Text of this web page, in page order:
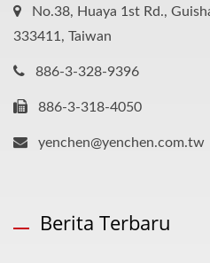
No.38, Huaya 1st Rd.,
333411, Taiwan
886-3-328-9396
886-3-318-4050
yenchen@yenchen.com.tw
Berita Terbaru